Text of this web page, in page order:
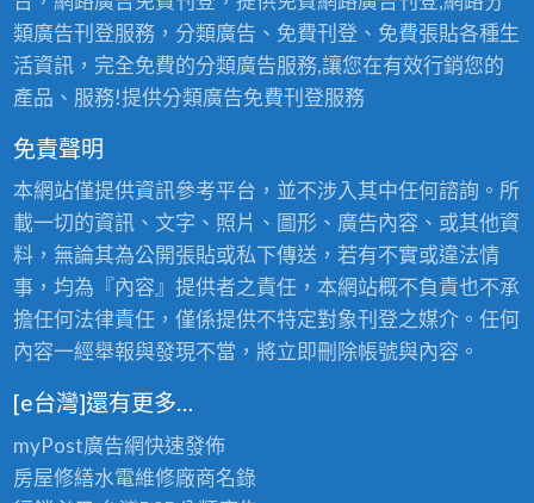
類廣告刊登服務，分類廣告、免費刊登、免費張貼各種生
活資訊，完全免費的分類廣告服務,讓您在有效行銷您的
產品、服務!提供分類廣告免費刊登服務
免責聲明
本網站僅提供資訊參考平台，並不涉入其中任何諮詢。所
載一切的資訊、文字、照片、圖形、廣告內容、或其他資
料，無論其為公開張貼或私下傳送，若有不實或違法情
事，均為『內容』提供者之責任，本網站概不負責也不承
擔任何法律責任，僅係提供不特定對象刊登之媒介。任何
內容一經舉報與發現不當，將立即刪除帳號與內容。
[e台灣]還有更多…
myPost廣告網快速發佈
房屋修繕水電維修廠商名錄